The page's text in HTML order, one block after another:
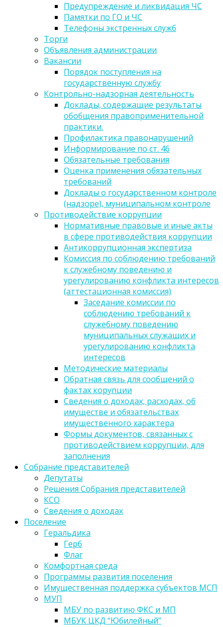
Предупреждение и ликвидация ЧС
Памятки по ГО и ЧС
Телефоны экстренных служб
Торги
Объявления администрации
Вакансии
Порядок поступления на
государственную службу
Контрольно-надзорная деятельность
Доклады, содержащие результаты
обобщения правоприменительной
практики.
Профилактика правонарушений
Информирование по ст. 46
Обязательные требования
Оценка применения обязательных
требований
Доклады о государственном контроле
(надзоре), муниципальном контроле
Противодействие коррупции
Нормативные правовые и иные акты
в сфере противодействия коррупции
Антикоррупционная экспертиза
Комиссия по соблюдению требований
к служебному поведению и
урегулированию конфликта интересов
(аттестационная комиссия)
Заседание комиссии по
соблюдению требований к
служебному поведению
муниципальных служащих и
урегулированию конфликта
интересов
Методические материалы
Обратная связь для сообщений о
фактах корупции
Сведения о доходах, расходах, об
имуществе и обязательствах
имущественного характера
Формы документов, связанных с
противодействием коррупции, для
заполнения
Собрание представителей
Депутаты
Решения Собрания представителей
КСО
Сведения о доходах
Поселение
Геральдика
Герб
Флаг
Комфортная среда
Программы развития поселения
Имущественная поддержка субъектов МСП
МУП
МБУ по развитию ФКС и МП
МБУК ЦКД “Юбилейный”